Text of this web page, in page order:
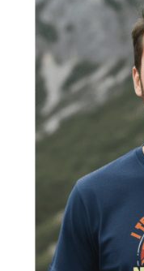
TRIČKA
MIKINY
OKAMŽITĚ K ODBĚRU
MÁM SRDCE POMÁHÁM
VÁNOCE